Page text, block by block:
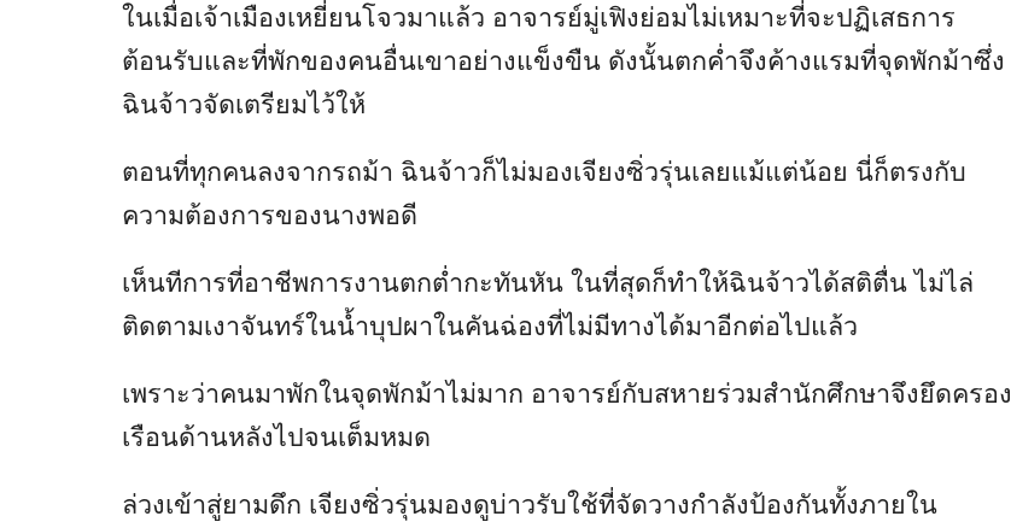
ในเมื่อเจ้าเมืองเหยี่ยนโจวมาแล้ว อาจารย์มู่เฟิงย่อมไม่เหมาะที่จะปฏิเสธการ
ต้อนรับและที่พักของคนอื่นเขาอย่างแข็งขืน ดังนั้นตกค่ำจึงค้างแรมที่จุดพักม้าซึ่ง
ฉินจ้าวจัดเตรียมไว้ให้
ตอนที่ทุกคนลงจากรถม้า ฉินจ้าวก็ไม่มองเจียงซิ่วรุ่นเลยแม้แต่น้อย นี่ก็ตรงกับ
ความต้องการของนางพอดี
เห็นทีการที่อาชีพการงานตกต่ำกะทันหัน ในที่สุดก็ทำให้ฉินจ้าวได้สติตื่น ไม่ไล่
ติดตามเงาจันทร์ในน้ำบุปผาในคันฉ่องที่ไม่มีทางได้มาอีกต่อไปแล้ว
เพราะว่าคนมาพักในจุดพักม้าไม่มาก อาจารย์กับสหายร่วมสำนักศึกษาจึงยึดครอง
เรือนด้านหลังไปจนเต็มหมด
ล่วงเข้าสู่ยามดึก เจียงซิ่วรุ่นมองดูบ่าวรับใช้ที่จัดวางกำลังป้องกันทั้งภายใน